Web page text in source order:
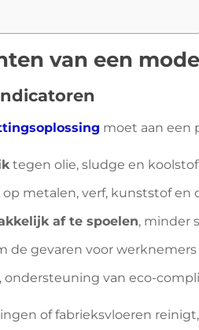
van een
moet aan een
tegen olie, sludge en
op metalen, verf, kunststof en
af te spoelen, minder
de gevaren voor
, ondersteuning van eco-
of fabrieksvloeren